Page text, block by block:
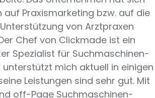
auf Praxismarketing bzw. auf die
von Arztpraxen
Chef von Clickmade ist ein
Spezialist für Suchmaschinen-
unterstützt mich aktuell in einigen
Leistungen sind sehr gut. Mit
off-Page Suchmaschinen-